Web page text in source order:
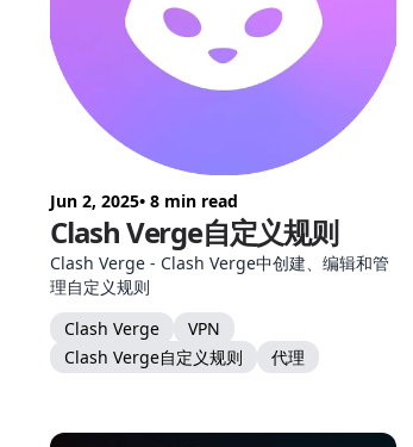
Jun 2, 2025• 8 min read
Clash Verge自定义规则
Clash Verge - Clash Verge中创建、编辑和管
理自定义规则
Clash Verge
VPN
Clash Verge自定义规则
代理